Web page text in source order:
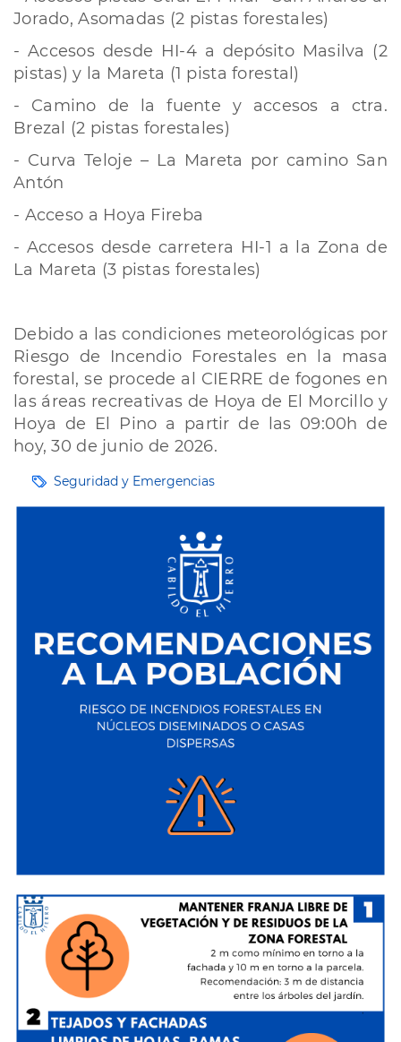
Jorado, Asomadas (2 pistas forestales)
- Accesos desde HI-4 a depósito Masilva (2
pistas) y la Mareta (1 pista forestal)
- Camino de la fuente y accesos a ctra.
Brezal (2 pistas forestales)
- Curva Teloje – La Mareta por camino San
Antón
- Acceso a Hoya Fireba
- Accesos desde carretera HI-1 a la Zona de
La Mareta (3 pistas forestales)
Debido a las condiciones meteorológicas por
Riesgo de Incendio Forestales en la masa
forestal, se procede al CIERRE de fogones en
las áreas recreativas de Hoya de El Morcillo y
Hoya de El Pino a partir de las 09:00h de
hoy, 30 de junio de 2026.
EtiquetasSeguridad y Emergencias